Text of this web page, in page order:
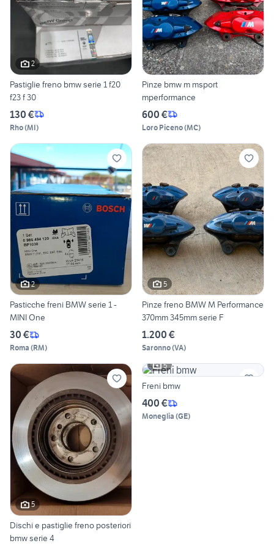
2
Pastiglie freno bmw serie 1 f20
f23 f 30
130 €
Rho(MI)
Pinze bmw m msport
mperformance
600 €
Loro Piceno(MC)
2
Pasticche freni BMW serie 1 -
MINI One
30 €
Roma (RM)
5
Pinze freno BMW M Performance
370mm 345mm serie F
1.200 €
Saronno(VA)
5
Dischi e pastiglie freno posteriori
bmw serie 4
5
Freni bmw
400 €
Moneglia (GE)